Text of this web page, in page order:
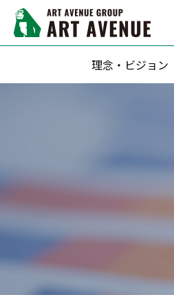
理念・ビジョン
収益最大化のための 賃